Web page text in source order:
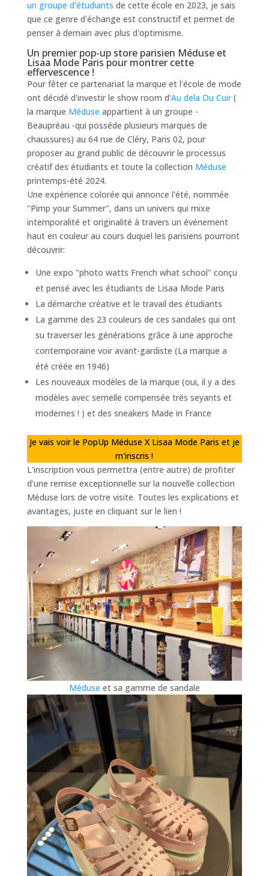
un groupe d'étudiants de cette école en 2023, je sais
que ce genre d'échange est constructif et permet de
penser à demain avec plus d'optimisme.
Un premier pop-up store parisien Méduse et
Lisaa Mode Paris pour montrer cette
effervescence !
Pour fêter ce partenariat la marque et l'école de mode
ont décidé d'investir le show room d'Au dela Du Cuir(
la marque Méduse appartient à un groupe -
Beaupréau -qui posséde plusieurs marques de
chaussures) au 64 rue de Cléry, Paris 02, pour
proposer au grand public de découvrir le processus
créatif des étudiants et toute la collection Méduse
printemps-été 2024.
Une expérience colorée qui annonce l'été, nommée
"Pimp your Summer", dans un univers qui mixe
intemporalité et originalité à travers un événement
haut en couleur au cours duquel les parisiens pourront
découvrir:
Une expo "photo watts French what school" conçu
et pensé avec les étudiants de Lisaa Mode Paris
La démarche créative et le travail des étudiants
La gamme des 23 couleurs de ces sandales qui ont
su traverser les générations grâce à une approche
contemporaine voir avant-gardiste (La marque a
été créée en 1946)
Les nouveaux modèles de la marque (oui, il y a des
modèles avec semelle compensée très seyants et
modernes ! ) et des sneakers Made in France
Je vais voir le PopUp Méduse X Lisaa Mode Paris et je
m'inscris !
L'inscription vous permettra (entre autre) de profiter
d’une remise exceptionnelle sur la nouvelle collection
Méduse lors de votre visite. Toutes les explications et
avantages, juste en cliquant sur le lien !
Méduse et sa gamme de sandale